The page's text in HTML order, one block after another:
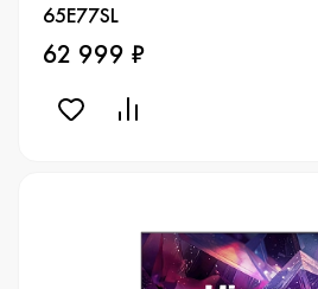
65E77SL
62 999 ₽